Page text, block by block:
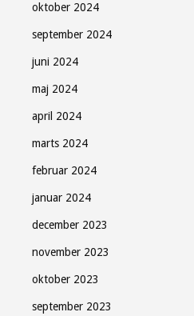
oktober 2024
september 2024
juni 2024
maj 2024
april 2024
marts 2024
februar 2024
januar 2024
december 2023
november 2023
oktober 2023
september 2023